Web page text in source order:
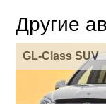
Другие
GL-Class SUV